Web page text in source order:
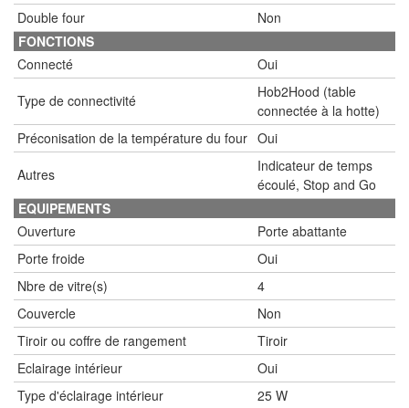
Double four
Non
FONCTIONS
Connecté
Oui
Type de connectivité
Hob2Hood (table
connectée à la hotte)
Préconisation de la température du four Oui
Autres
Indicateur de temps
écoulé, Stop and Go
EQUIPEMENTS
Ouverture
Porte abattante
Porte froide
Oui
Nbre de vitre(s)
4
Couvercle
Non
Tiroir ou coffre de rangement
Tiroir
Eclairage intérieur
Oui
Type d'éclairage intérieur
25 W